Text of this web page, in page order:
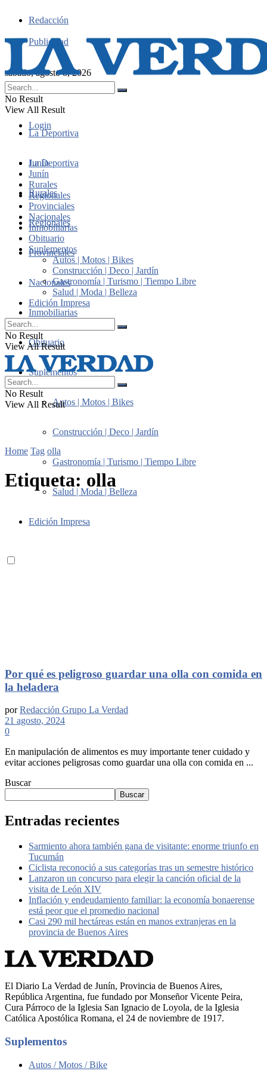
Redacción
Publicidad
sábado, agosto 8, 2026
Login
No Result
View All Result
La Deportiva
Junín
Rurales
Regionales
Provinciales
Nacionales
Inmobiliarias
Obituario
Suplementos
Autos | Motos | Bikes
Construcción | Deco | Jardín
Gastronomía | Turismo | Tiempo Libre
Salud | Moda | Belleza
Edición Impresa
La Deportiva
Junín
Rurales
Regionales
Provinciales
Nacionales
Inmobiliarias
Obituario
Suplementos
Autos | Motos | Bikes
Construcción | Deco | Jardín
Gastronomía | Turismo | Tiempo Libre
Salud | Moda | Belleza
Edición Impresa
No Result
View All Result
No Result
View All Result
Home Tag olla
Etiqueta: olla
Por qué es peligroso guardar una olla con comida en
la heladera
por Redacción Grupo La Verdad
21 agosto, 2024
0
En manipulación de alimentos es muy importante tener cuidado y
evitar acciones peligrosas como guardar una olla con comida en ...
Buscar
Buscar
Entradas recientes
Sarmiento ahora también gana de visitante: enorme triunfo en
Tucumán
Ciclista reconoció a sus categorías tras un semestre histórico
Lanzaron un concurso para elegir la canción oficial de la
visita de León XIV
Inflación y endeudamiento familiar: la economía bonaerense
está peor que el promedio nacional
Casi 290 mil hectáreas están en manos extranjeras en la
provincia de Buenos Aires
El Diario La Verdad de Junín, Provincia de Buenos Aires,
República Argentina, fue fundado por Monseñor Vicente Peira,
Cura Párroco de la Iglesia San Ignacio de Loyola, de la Iglesia
Católica Apostólica Romana, el 24 de noviembre de 1917.
Suplementos
Autos / Motos / Bike